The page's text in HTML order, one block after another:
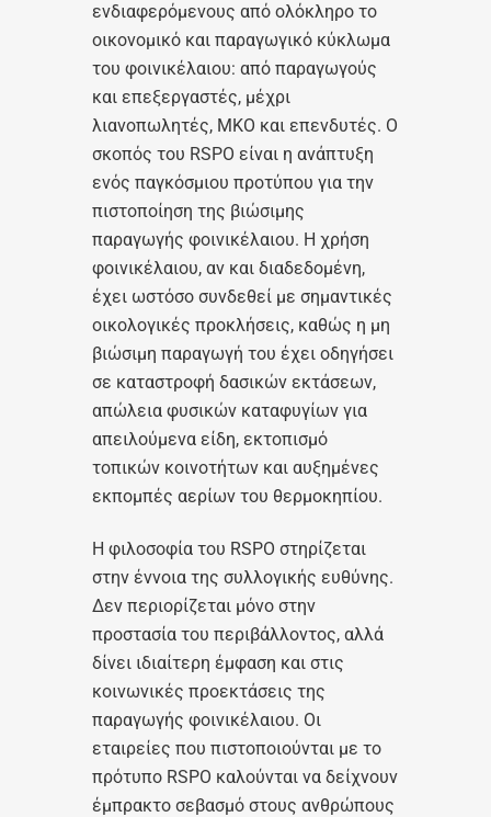
ενδιαφερόμενους από ολόκληρο το
οικονομικό και παραγωγικό κύκλωμα
του φοινικέλαιου: από παραγωγούς
και επεξεργαστές, μέχρι
λιανοπωλητές, ΜΚΟ και επενδυτές. Ο
σκοπός του RSPO είναι η ανάπτυξη
ενός παγκόσμιου προτύπου για την
πιστοποίηση της βιώσιμης
παραγωγής φοινικέλαιου. Η χρήση
φοινικέλαιου, αν και διαδεδομένη,
έχει ωστόσο συνδεθεί με σημαντικές
οικολογικές προκλήσεις, καθώς η μη
βιώσιμη παραγωγή του έχει οδηγήσει
σε καταστροφή δασικών εκτάσεων,
απώλεια φυσικών καταφυγίων για
απειλούμενα είδη, εκτοπισμό
τοπικών κοινοτήτων και αυξημένες
εκπομπές αερίων του θερμοκηπίου.
Η φιλοσοφία του RSPO στηρίζεται
στην έννοια της συλλογικής ευθύνης.
Δεν περιορίζεται μόνο στην
προστασία του περιβάλλοντος, αλλά
δίνει ιδιαίτερη έμφαση και στις
κοινωνικές προεκτάσεις της
παραγωγής φοινικέλαιου. Οι
εταιρείες που πιστοποιούνται με το
πρότυπο RSPO καλούνται να δείχνουν
έμπρακτο σεβασμό στους ανθρώπους